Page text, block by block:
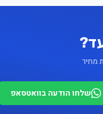
מחיר
שלחו הודעה בוואטסאפ